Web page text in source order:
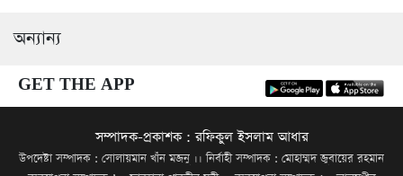
অন্যান্য
GET THE APP
সম্পাদক-প্রকাশক : রফিকুল ইসলাম আধার
উপদেষ্টা সম্পাদক : সোলায়মান খাঁন মজনু ।। নির্বাহী সম্পাদক : মোহাম্মদ জুবায়ের রহমান